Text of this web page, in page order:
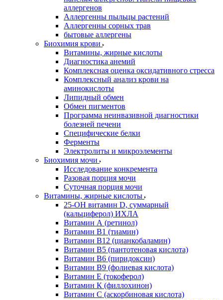
аллергенов
Аллергенны пыльцы растений
Аллергенны сорных трав
бытовые аллергены
Биохимия крови
Витамины, жирные кислоты
Диагностика анемий
Комплексная оценка оксидативного стресса
Комплексный анализ крови на
аминокислоты
Липидный обмен
Обмен пигментов
Программа неинвазивной диагностики
болезней печени
Специфические белки
Ферменты
Электролиты и микроэлементы
Биохимия мочи
Исследование конкремента
Разовая порция мочи
Суточная порция мочи
Витамины, жирные кислоты
25-OH витамин D, суммарный
(кальциферол) ИХЛА
Витамин А (ретинол)
Витамин В1 (тиамин)
Витамин В12 (цианкобаламин)
Витамин В5 (пантотеновая кислота)
Витамин В6 (пиридоксин)
Витамин В9 (фолиевая кислота)
Витамин Е (токоферол)
Витамин К (филлохинон)
Витамин С (аскорбиновая кислота)